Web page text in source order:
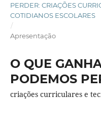
PERDER: CRIAÇÕES
COTIDIANOS ESCOLARES
/
Apresentação
O QUE
PODEMOS
criações curriculares e